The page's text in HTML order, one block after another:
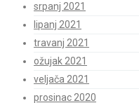
srpanj 2021
lipanj 2021
travanj 2021
ožujak 2021
veljača 2021
prosinac 2020